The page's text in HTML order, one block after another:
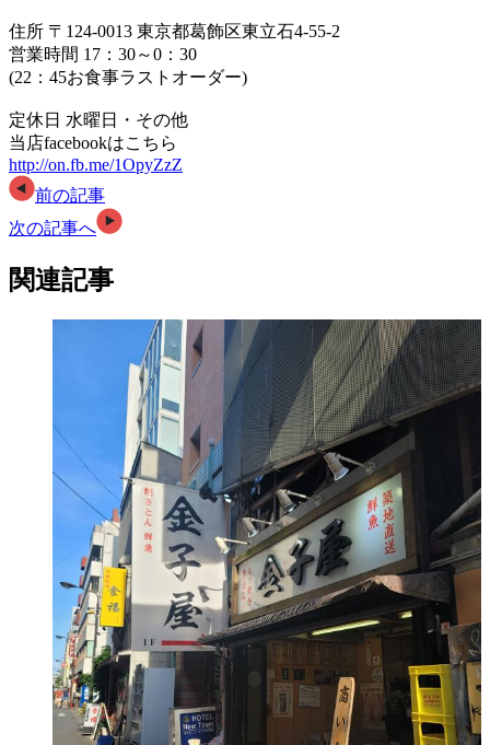
住所 〒124-0013 東京都葛飾区東立石4-55-2
営業時間 17：30～0：30
(22：45お食事ラストオーダー)
定休日 水曜日・その他
当店facebookはこちら
http://on.fb.me/1OpyZzZ
前の記事
次の記事へ
関連記事